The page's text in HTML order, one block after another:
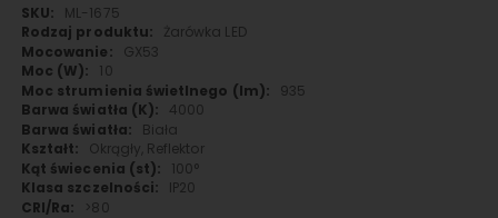
Więcej
informacji
ML-1675
Żarówka LED
GX53
10
935
4000
Biała
Okrągły, Reflektor
100°
IP20
>80